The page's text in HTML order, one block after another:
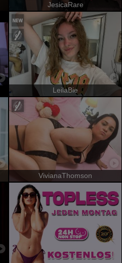
JesicaRare
LeilaBie
VivianaThomson